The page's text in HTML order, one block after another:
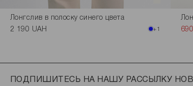
Лонгслив в полоску синего цвета
2 190 UAH
+1
ПОДПИШИТЕСЬ НА НАШУ РАССЫЛКУ